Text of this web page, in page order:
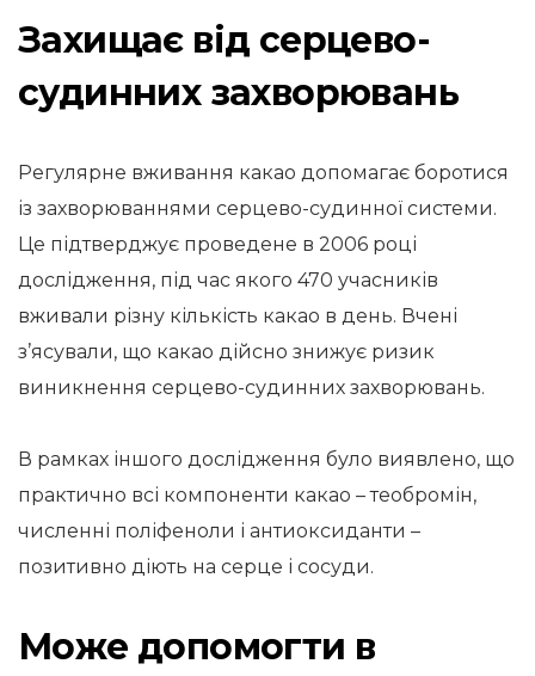
Захищає від серцево-
судинних захворювань
Регулярне вживання какао допомагає боротися
із захворюваннями серцево-судинної системи.
Це підтверджує проведене в 2006 році
дослідження, під час якого 470 учасників
вживали різну кількість какао в день. Вчені
з’ясували, що какао дійсно знижує ризик
виникнення серцево-судинних захворювань.
В рамках іншого дослідження було виявлено, що
практично всі компоненти какао – теобромін,
численні поліфеноли і антиоксиданти –
позитивно діють на серце і сосуди.
Може допомогти в